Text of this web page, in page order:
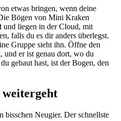
etwas bringen, wenn deine
Bögen von Mini Kraken
und liegen in der Cloud, mit
falls du es dir anders überlegst.
Gruppe sieht ihn. Öffne den
und er ist genau dort, wo du
gebaut hast, ist der Bogen, den
weitergeht
bisschen Neugier. Der schnellste